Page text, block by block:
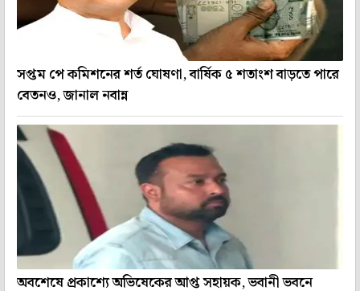
সপ্তম পে কমিশনের শর্ত ঘোষণা, বার্ষিক ৫ শতাংশ বাড়তে পারে
বেতনও, জানাল নবান্ন
অবশেষে প্রকাশ্যে অভিষেকের আপ্ত সহায়ক, ভবানী ভবনে